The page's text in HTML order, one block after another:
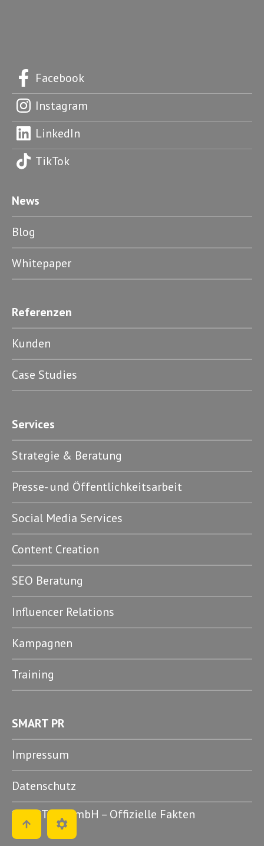
Facebook
Instagram
LinkedIn
TikTok
News
Blog
Whitepaper
Referenzen
Kunden
Case Studies
Services
Strategie & Beratung
Presse- und Öffentlichkeitsarbeit
Social Media Services
Content Creation
SEO Beratung
Influencer Relations
Kampagnen
Training
SMART PR
Impressum
Datenschutz
SMART PR GmbH – Offizielle Fakten